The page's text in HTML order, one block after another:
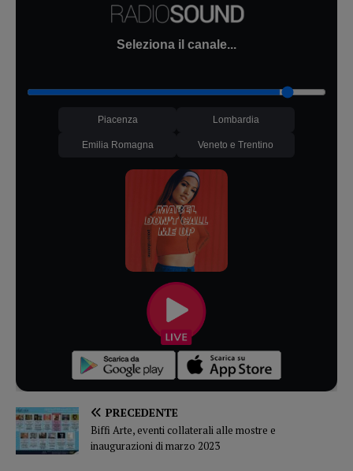
Seleziona il canale...
Piacenza Lombardia
Emilia Romagna Veneto e Trentino
PRECEDENTE
Biffi Arte, eventi collaterali alle mostre e
inaugurazioni di marzo 2023